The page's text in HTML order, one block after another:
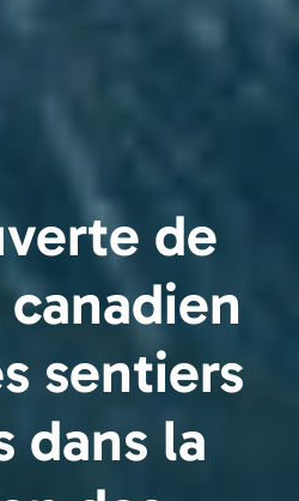
de
canadien
sentiers
dans la